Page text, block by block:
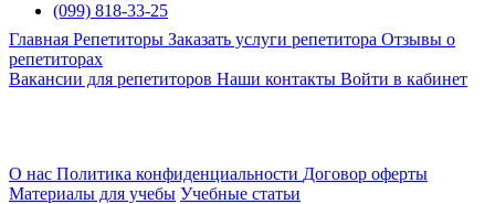
(099) 818-33-25
Главная Репетиторы Заказать услуги репетитора Отзывы о
репетиторах
Вакансии для репетиторов Наши контакты Войти в кабинет
О нас Политика конфиденциальности Договор оферты
Материалы для учебы Учебные статьи